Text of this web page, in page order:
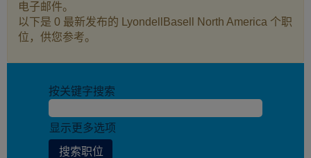
电子邮件。
以下是 0 最新发布的 LyondellBasell North America 个职
位，供您参考。
按关键字搜索
显示更多选项